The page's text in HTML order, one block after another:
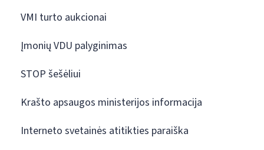
VMI turto aukcionai
Įmonių VDU palyginimas
STOP šešėliui
Krašto apsaugos ministerijos informacija
Interneto svetainės atitikties paraiška